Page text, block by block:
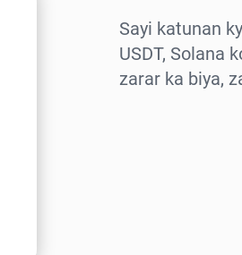
Sayi katunan
USDT, Solana
zarar ka biya,